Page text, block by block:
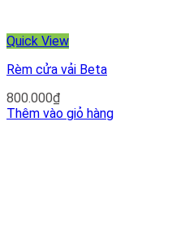
Quick View
Rèm cửa vải Beta
800.000₫
Thêm vào giỏ hàng